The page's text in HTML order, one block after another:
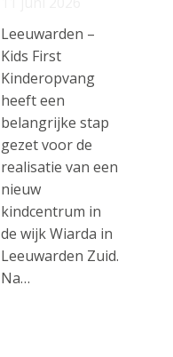
Leeuwarden –
Kids First
Kinderopvang
heeft een
belangrijke stap
gezet voor de
realisatie van een
nieuw
kindcentrum in
de wijk Wiarda in
Leeuwarden Zuid.
Na…